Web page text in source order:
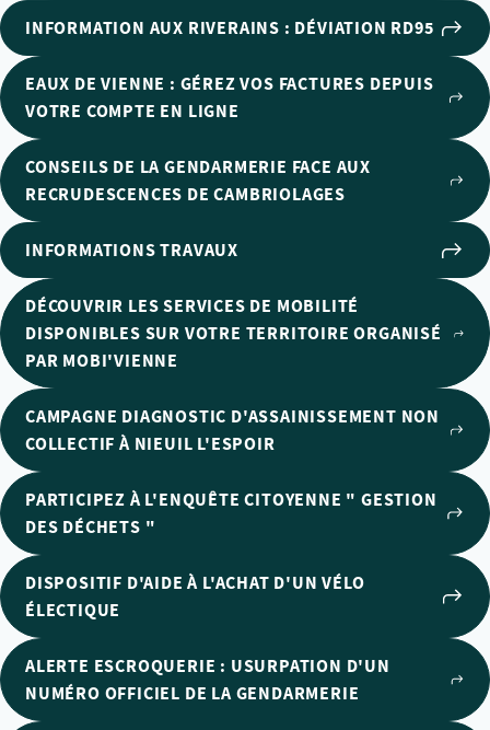
INFORMATION AUX RIVERAINS : DÉVIATION RD95
EAUX DE VIENNE : GÉREZ VOS FACTURES DEPUIS
VOTRE COMPTE EN LIGNE
CONSEILS DE LA GENDARMERIE FACE AUX
RECRUDESCENCES DE CAMBRIOLAGES
INFORMATIONS TRAVAUX
DÉCOUVRIR LES SERVICES DE MOBILITÉ
DISPONIBLES SUR VOTRE TERRITOIRE ORGANISÉ
PAR MOBI'VIENNE
CAMPAGNE DIAGNOSTIC D'ASSAINISSEMENT NON
COLLECTIF À NIEUIL L'ESPOIR
PARTICIPEZ À L'ENQUÊTE CITOYENNE " GESTION
DES DÉCHETS "
DISPOSITIF D'AIDE À L'ACHAT D'UN VÉLO
ÉLECTIQUE
ALERTE ESCROQUERIE : USURPATION D'UN
NUMÉRO OFFICIEL DE LA GENDARMERIE